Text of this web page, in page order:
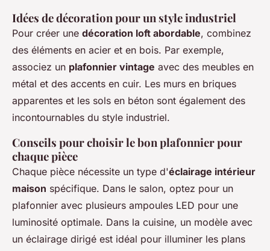
Idées de décoration pour un style industriel
Pour créer une décoration loft abordable, combinez
des éléments en acier et en bois. Par exemple,
associez un plafonnier vintage avec des meubles en
métal et des accents en cuir. Les murs en briques
apparentes et les sols en béton sont également des
incontournables du style industriel.
Conseils pour choisir le bon plafonnier pour
chaque pièce
Chaque pièce nécessite un type d'éclairage intérieur
maison spécifique. Dans le salon, optez pour un
plafonnier avec plusieurs ampoules LED pour une
luminosité optimale. Dans la cuisine, un modèle avec
un éclairage dirigé est idéal pour illuminer les plans